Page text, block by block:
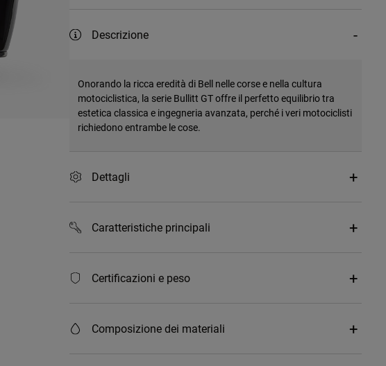
Descrizione
Onorando la ricca eredità di Bell nelle corse e nella cultura
motociclistica, la serie Bullitt GT offre il perfetto equilibrio tra
estetica classica e ingegneria avanzata, perché i veri motociclisti
richiedono entrambe le cose.
Dettagli
Caratteristiche principali
Certificazioni e peso
Composizione dei materiali